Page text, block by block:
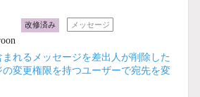
改修済み メッセージ
れるメッセージを差出人が削除した
変更権限を持つユーザーで宛先を変